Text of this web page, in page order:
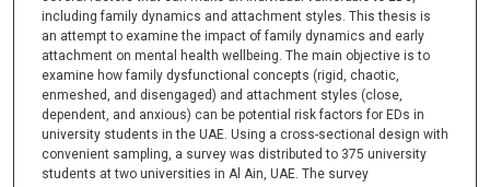
including family dynamics and attachment styles. This thesis is
an attempt to examine the impact of family dynamics and early
attachment on mental health wellbeing. The main objective is to
examine how family dysfunctional concepts (rigid, chaotic,
enmeshed, and disengaged) and attachment styles (close,
dependent, and anxious) can be potential risk factors for EDs in
university students in the UAE. Using a cross-sectional design with
convenient sampling, a survey was distributed to 375 university
students at two universities in Al Ain, UAE. The survey